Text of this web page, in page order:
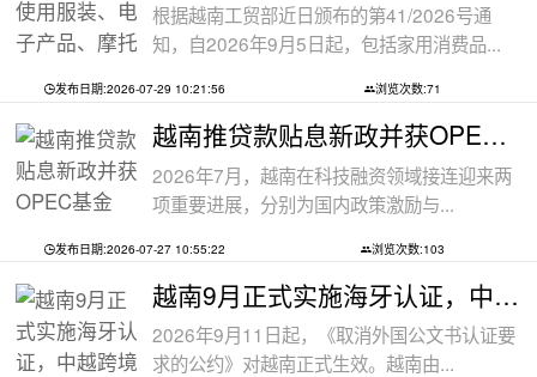
根据越南工贸部近日颁布的第41/2026号通
知，自2026年9月5日起，包括家用消费品...
发布日期:2026-07-29 10:21:56 浏览次数:71
越南推贷款贴息新政并获OPEC基金5000万美
2026年7月，越南在科技融资领域接连迎来两
项重要进展，分别为国内政策激励与...
发布日期:2026-07-27 10:55:22 浏览次数:103
越南9月正式实施海牙认证，中越跨境文件
2026年9月11日起，《取消外国公文书认证要
求的公约》对越南正式生效。越南由...